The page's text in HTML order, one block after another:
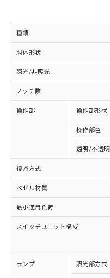
種類
胴体形状
照光/非照光
ノッチ数
操作部 操作部形状
操作部色
透明/不透明
復帰方式
ベゼル材質
最小適用負荷
スイッチユニット構成
ランプ 照光部方式